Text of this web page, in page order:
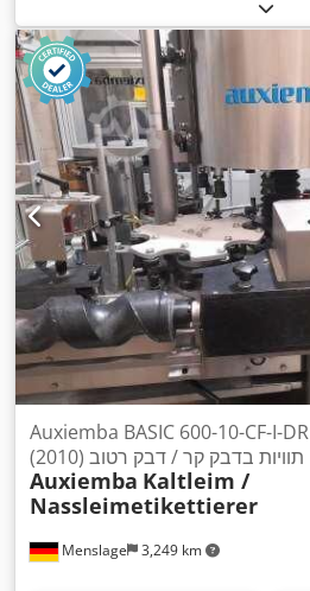
Menslage 3,249 km
Auxiemba BASIC 600-10-CF-I-DR מדביק
תוויות בדבק קר / דבק רטוב (2010)
Auxiemba Kaltleim /
Nassleimetikettierer